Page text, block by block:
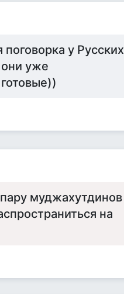
у Русских
они уже
муджахутдинов
на